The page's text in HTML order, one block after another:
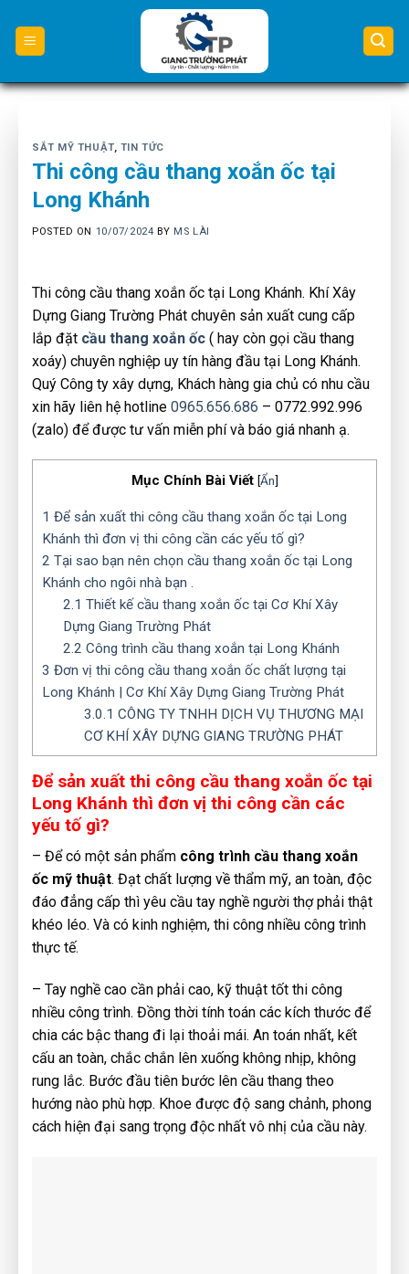
content
SẮT MỸ THUẬT, TIN TỨC
Thi công cầu thang xoắn ốc tại
Long Khánh
POSTED ON 10/07/2024 BY MS LÀI
Thi công cầu thang xoắn ốc tại Long Khánh. Khí Xây
Dựng Giang Trường Phát chuyên sản xuất cung cấp
lắp đặt cầu thang xoắn ốc ( hay còn gọi cầu thang
xoáy) chuyên nghiệp uy tín hàng đầu tại Long Khánh.
Quý Công ty xây dựng, Khách hàng gia chủ có nhu cầu
xin hãy liên hệ hotline 0965.656.686 – 0772.992.996
(zalo) để được tư vấn miễn phí và báo giá nhanh ạ.
Mục Chính Bài Viết [Ẩn]
1 Để sản xuất thi công cầu thang xoắn ốc tại Long
Khánh thì đơn vị thi công cần các yếu tố gì?
2 Tại sao bạn nên chọn cầu thang xoắn ốc tại Long
Khánh cho ngôi nhà bạn .
2.1 Thiết kế cầu thang xoắn ốc tại Cơ Khí Xây
Dựng Giang Trường Phát
2.2 Công trình cầu thang xoắn tại Long Khánh
3 Đơn vị thi công cầu thang xoắn ốc chất lượng tại
Long Khánh | Cơ Khí Xây Dựng Giang Trường Phát
3.0.1 CÔNG TY TNHH DỊCH VỤ THƯƠNG MẠI
CƠ KHÍ XÂY DỰNG GIANG TRƯỜNG PHÁT
Để sản xuất thi công cầu thang xoắn ốc tại
Long Khánh thì đơn vị thi công cần các
yếu tố gì?
– Để có một sản phẩm công trình cầu thang xoắn
ốc mỹ thuật. Đạt chất lượng về thẩm mỹ, an toàn, độc
đáo đẳng cấp thì yêu cầu tay nghề người thợ phải thật
khéo léo. Và có kinh nghiệm, thi công nhiều công trình
thực tế.
– Tay nghề cao cần phải cao, kỹ thuật tốt thi công
nhiều công trình. Đồng thời tính toán các kích thước để
chia các bậc thang đi lại thoải mái. An toán nhất, kết
cấu an toàn, chắc chắn lên xuống không nhịp, không
rung lắc. Bước đầu tiên bước lên cầu thang theo
hướng nào phù hợp. Khoe được độ sang chảnh, phong
cách hiện đại sang trọng độc nhất vô nhị của cầu này.